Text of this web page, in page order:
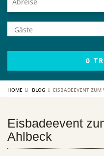
Anzahl
der
Gäste
0
HOME BLOG EISBADEEVENT
Eisbadeevent
Ahlbeck